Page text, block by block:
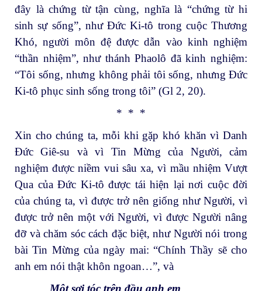
đây là chứng từ tận cùng, nghĩa là “chứng từ hi
sinh sự sống”, như Đức Ki-tô trong cuộc Thương
Khó, người môn đệ được dẫn vào kinh nghiệm
“thần nhiệm”, như thánh Phaolô đã kinh nghiệm:
“Tôi sống, nhưng không phải tôi sống, nhưng Đức
Ki-tô phục sinh sống trong tôi” (Gl 2, 20).
* * *
Xin cho chúng ta, mỗi khi gặp khó khăn vì Danh
Đức Giê-su và vì Tin Mừng của Người, cảm
nghiệm được niềm vui sâu xa, vì mầu nhiệm Vượt
Qua của Đức Ki-tô được tái hiện lại nơi cuộc đời
của chúng ta, vì được trở nên giống như Người, vì
được trở nên một với Người, vì được Người nâng
đỡ và chăm sóc cách đặc biệt, như Người nói trong
bài Tin Mừng của ngày mai: “Chính Thầy sẽ cho
anh em nói thật khôn ngoan…”, và
Một sợi tóc trên đầu anh em